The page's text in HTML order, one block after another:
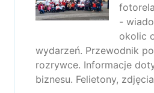
-
okolic
wydarzeń. Przewodnik
rozrywce. Informacje
biznesu. Felietony,